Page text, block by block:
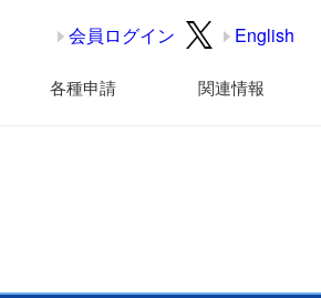
会員ログイン English
各種申請 関連情報